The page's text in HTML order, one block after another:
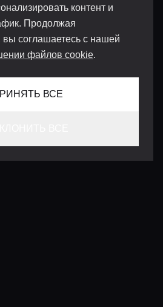
контент и
Продолжая
вы соглашаетесь с нашей
файлов cookie.
ВСЕ